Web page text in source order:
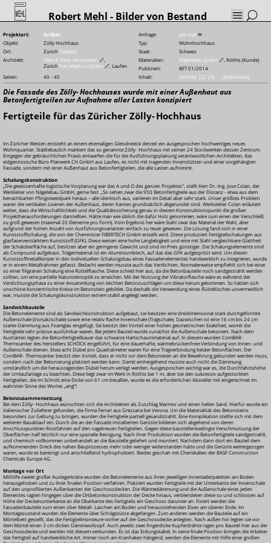
Robert Mehl - Bilder von Bestand
Projektart: Artikel Anfrage: per mail ✉
Objekt:
Zölly Hochhaus Typ:
Wohnhochhaus
Ort:
Zürich [Satellit] Staat:
Schweiz
Architekt:
Meili & Peter Architekten 🔗
ZürichPlan|Werk.ch GmbH 🔗 , Laufen
Materialien: NägeleBau GmbH 🔗 , Röthis (Kunde)
Publiziert:
BFT 01/2014
Seiten:
40 - 45 Inhalt: [Artikel] [2] [3] [Bildstrecke]
Die Fassade des Zölly-Hochhauses wurde mit einer Außenhaut aus
Betonfertigteilen zur Aufnahme aller Lasten konzipiert
Fertigteile für das Züricher Zölly-Hochhaus
Im Züricher Westen entsteht an einem ehemaligen Gleisdreieck derzeit ein ausgesprochen hochwertiges neues
Wohnquartier. Städtebaulich markiert das so genannte Zölly- Hochhaus mit seinen 24 Stockwerken dessen Zentrum.
Entgegen der gebräuchlichen Praxis entwarfen die für die Ausführungsplanung verantwortlichen Architekten, das
eidgenössische Büro Planwerk CH GmbH aus Laufen, es nicht mit tragenden Innenstützen und einer vorgehängten
Fassade, sondern mit einer Außenhaut aus Betonfertigteilen, die alle Lasten aufnimmt.
Schalungskonstruktion
„Die gewissenhafte logistische Vorplanung war das A und O des ganzen Projektes“, stellt Herr Dr.-Ing. Jose Colan, der
Werkleiter von Nägelebau GmbH, gerne fest. „So sehen zwar die 950 Betonfertigteile aus der Distanz - etwa aus dem
benachbarten Pfingstweidpark heraus – alle identisch aus, variieren im Detail aber sehr stark. Unser größtes Problem
waren die vertikalen Lisenen der Außenhaut, deren Kanten grundsätzlich abgerundet sind. Werksleiter Colan erläutert
weiter, dass die Wirtschaftlichkeit und die Qualitätssicherung genau in diesem Konstruktionspunkt die großen
Projektherausforderungen darstellten. Hätte man wie üblich die dafür Holz genommen, wäre zum einen der Verschleiß
zu groß gewesen (maximal 20 Elemente pro Form). Vom Ergebnis her wäre Stahl zwar das Material der Wahl, aber
aufgrund der hohen Anzahl von Ausführungsvarianten einfach zu teuer gewesen. Die Lösung fand sich in einer
Kunststoffschalung, die von der Chemnitzer FIBERTECH GmbH erstellt wird. Diese produziert Fertigteilschalungen aus
glasfaserverstärktem Kunststoff (GFK). Diese weisen eine hohe Langlebigkeit und eine mit Stahl vergleichbare Glattheit
der Schaloberfläche auf, besitzen aber ein geringeres Gewicht und sind im Preis günstiger. Die Schalungselemente sind
als Compound aufgebaut. Trägermaterial ist ein Aluminiumblech, auf das das GFK aufgespritzt wird. Um diesen
Kunststoffmetallkörper in den individuellen Schalungsbau eines Fassadenelementes handwerklich zu integrieren, wurde
er in einem Metallrahmen gefasst. Bedacht werden musste auch das Verdichten. Normalerweise empfiehlt sich bei einer
so einer filigranen Schalung eine Rüttelflasche. Diese schied hier aus, da die Betonbauteile noch sandgestrahlt werden
sollten, um eine partielle Natursteinoptik zu erreichen. Mit der Nutzung der Vibratorflasche wäre es während der
Verdichtungsphase zu einer Ansammlung von leichten Betonzuschlägen um diese herum gekommen. So hätten sich
unschöne konzentrische Kreise im Betonstein gebildet. Da deshalb die Verwendung eines Rütteltisches unvermeidlich
war, musste die Schalungskonstruktion extrem stabil angelegt werden.
Sandwichbauteile
Die Betonelemente sind als Sandwichkonstruktion aufgebaut, sie besitzen eine dreidimensional stark durchgeformte
Außenschale (Vorsatzschale) sowie eine relativ flache Innenschale (Tragschale). Dazwischen ist eine 16 cm bis 24 cm
starke Dämmung aus Foamglas eingefügt. Sie besitzt den Vorteil einer hohen geometrischen Exaktheit, womit die
Fertigteile sehr präzise ausführbar waren. Bei jedem Bauteil wurde zunächst die Außenschale betoniert. Nach dem
Aushärten legten die Betonfertigteilbauer das schwarze Hartschaummaterial auf. In diesem wurden ComBAR-
Thermoanker des Herstellers SCHÖCK eingeführt, für eine dauerhafte, wärmebrückenfreie Verbindung von Innen- und
Außenschale dienen. Etwa acht Dübel pro Quadratmeter waren für eine Tragverbindung beider Betonflächen. Der
ComBAR- Thermoanker besitzt den Vorteil, dass er nicht vor dem Betonieren an die Bewehrung gebunden werden muss,
sondern nach der Betonierung platziert werden kann. Damit einhergehend musste auch nicht die Dämmung
umständlich um die herausragenden Dübel herum verlegt werden. Ausgesprochen wichtig war es, die Durchfahrtshöhe
der Umlaufanlage zu beachten. Diese liegt zwar im Werk in Röthis bei 1 m, aber bei den sukzessiv aufgestockten
Fertigteilen, die im Schnitt eine Dicke von 61 cm besaßen, wurde es die erforderlichen Absteller mit eingerechnet im
wahrsten Sinne des Wortes „eng“!
Betonzusammensetzung
Bei dem Zölly- Hochhaus wünschten sich die Architekten als Zuschlag Marmor und einen hellen Sand. Hierfür wurde ein
italienischer Zulieferer gefunden, die Firma Ferrari aus Grezzana bei Verona. Um die Materialität des Betonsteins
besonders zur Geltung zu bringen, wurden die Fertigteile partiell gesandstrahlt. Eine Komplikation stellte sich mit dem
weiteren Bauablauf ein: Durch die an der Fassade installierten Gerüste bildeten sich abgehend von deren
Anschlusspunkten Rostfahnen auf den nagelneuen Fertigteilen. Gegen diese baustellenbedingte Verschmutzung der
Oberflächen half letztlich nur eine spezielle Reinigung. Nach ihrer Produktion wurden die Betonfertigteile sandgestrahlt,
und chemisch vollkommen unbehandelt an die Baustelle geliefert und montiert. Nachdem dann dort ein Bauteil dem
aufkommenden Dreck des nahen Bauprozesses mehr oder weniger widerstanden hatte und die Gerüste weitergezogen
waren, wurde es bereinigt und anschließend hydrophobiert. Beides geschah mit Chemikalien der BASF Construction
Chemicals Europe AG.
Montage vor Ort
Mithilfe zweier großer Auslegerkräne wurden die Betonelemente aus ihren jeweiligen Innenladerpaletten am Boden
herausgehoben und zu ihrer finalen Position verfahren. Platziert wurden Fertigteile mit der Unterkante der Innenschale
auf den unprofilierten Außenkanten der Geschossdecken. Die Wärmedämmung und die Außenschale eines jeden
Elementes ragten hingegen über die Ortbetonkonstruktion der Decke hinaus, verblendeten diese so und schlossen auf
Höhe der Deckenunterkante an die Oberkante des Fertigteils ein Geschoss darunter an. Fixiert werden die
Fassadenbauteile zum einen über Metall- Laschen am Boden und herausstehenden Eisen am oberen Ende. Im
Montagezustand wurden die Elemente über Schrägstütze abgefangen. Zum anderen werden die Bauteile auf ein
Mörtelbett gestellt, das die Fertigteilmonteure vorher auf der Geschossdecke anlegten. Nach außen hin legten sie vor
dem Mörtel einen 3 cm dicken Dämmwollzopf. Auch jeweils zwei fingerdicke Kupferdrähte ragen pro Bauteil hier aus der
Geschossdecke und werden mit diesem verbunden. Es ist das Erdungskabel. In seine finale Position bringen die Arbeiter
das Fertigteil auf handwerkliche Art. Immer noch am Kranhaken hängend, werden die Elemente mit Hilfe einer großen